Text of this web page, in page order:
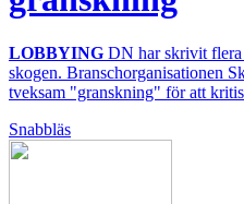
LOBBYING DN har skrivit flera
skogen. Branschorganisationen
tveksam "granskning" för att
Snabbläs